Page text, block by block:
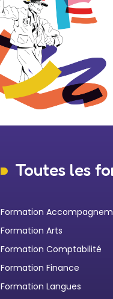
Toutes les
Formation
personnel et Bilan de
compétences
Formation Arts
Formation Comptabilité
Formation Finance
Formation Langues